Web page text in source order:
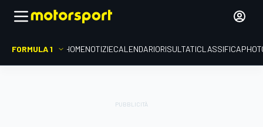
FORMULA 1 HOMENOTIZIECALENDARIORISULTATICLASSIFICA